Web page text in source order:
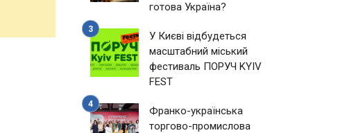
готова Україна?
У Києві відбудеться
масштабний міський
фестиваль ПОРУЧ KYIV
FEST
Франко-українська
торгово-промислова